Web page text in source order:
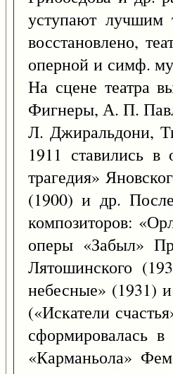
уступают лучшим
восстановлено,
оперной и симф.
На сцене
Фигнеры, А. П.
Л. Джиральдони,
1911 ставились
трагедия»
(1900) и др.
композиторов:
оперы «Забыл»
Лятошинского
небесные» (1931)
(«Искатели
сформировалась
«Карманьола»